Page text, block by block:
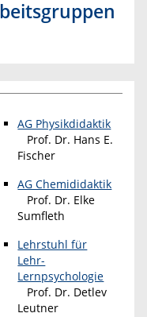
AG Physikdidaktik
Prof. Dr. Hans E.
Fischer
AG Chemididaktik
Prof. Dr. Elke
Sumfleth
Lehrstuhl für
Lehr-
Lernpsychologie
Prof. Dr. Detlev
Leutner